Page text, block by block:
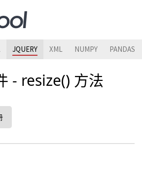
JQUERY XML NUMPY PANDAS
- resize() 方法